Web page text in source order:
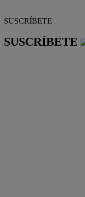
SUSCRÍBETE
SUSCRÍBETE